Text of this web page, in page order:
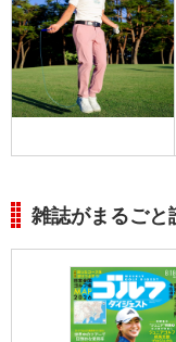
雑誌がまるごと